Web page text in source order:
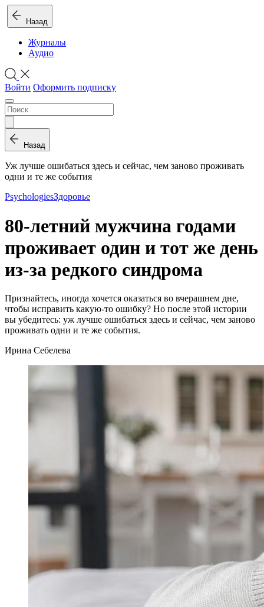
Назад
Журналы
Аудио
Войти Оформить подписку
Назад
Уж лучше ошибаться здесь и сейчас, чем заново проживать
одни и те же события
PsychologiesЗдоровье
80-летний мужчина годами
проживает один и тот же день
из-за редкого синдрома
Признайтесь, иногда хочется оказаться во вчерашнем дне,
чтобы исправить какую-то ошибку? Но после этой истории
вы убедитесь: уж лучше ошибаться здесь и сейчас, чем заново
проживать одни и те же события.
Ирина Себелева